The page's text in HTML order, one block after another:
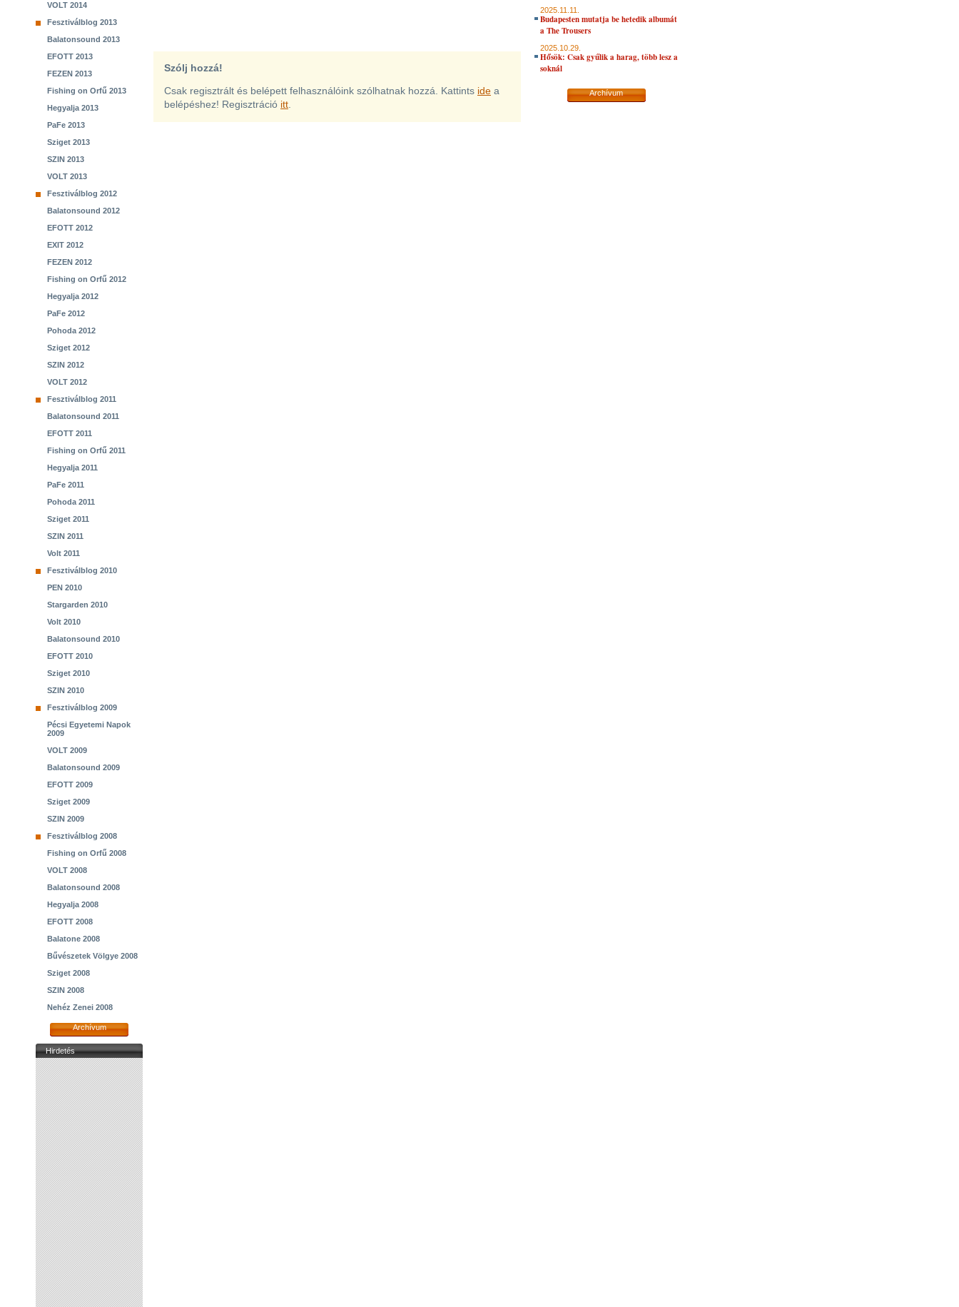
VOLT 2014
Fesztiválblog 2013
Balatonsound 2013
EFOTT 2013
FEZEN 2013
Fishing on Orfű 2013
Hegyalja 2013
PaFe 2013
Sziget 2013
SZIN 2013
VOLT 2013
Fesztiválblog 2012
Balatonsound 2012
EFOTT 2012
EXIT 2012
FEZEN 2012
Fishing on Orfű 2012
Hegyalja 2012
PaFe 2012
Pohoda 2012
Sziget 2012
SZIN 2012
VOLT 2012
Fesztiválblog 2011
Balatonsound 2011
EFOTT 2011
Fishing on Orfű 2011
Hegyalja 2011
PaFe 2011
Pohoda 2011
Sziget 2011
SZIN 2011
Volt 2011
Fesztiválblog 2010
PEN 2010
Stargarden 2010
Volt 2010
Balatonsound 2010
EFOTT 2010
Sziget 2010
SZIN 2010
Fesztiválblog 2009
Pécsi Egyetemi Napok
2009
VOLT 2009
Balatonsound 2009
EFOTT 2009
Sziget 2009
SZIN 2009
Fesztiválblog 2008
Fishing on Orfű 2008
VOLT 2008
Balatonsound 2008
Hegyalja 2008
EFOTT 2008
Balatone 2008
Bűvészetek Völgye 2008
Sziget 2008
SZIN 2008
Nehéz Zenei 2008
Archívum
Hirdetés
Szólj hozzá!
Csak regisztrált és belépett felhasználóink szólhatnak hozzá. Kattints ide a
belépéshez! Regisztráció itt
2025.11.11.
Budapesten mutatja be hetedik albumát
a The Trousers
2025.10.29.
Hősök: Csak gyűlik a harag, több lesz a
soknál
Archívum